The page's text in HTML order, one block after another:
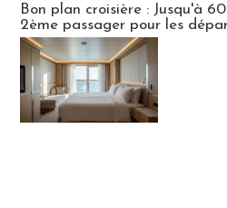
Bon plan croisière : Jusqu'à
2ème passager pour les